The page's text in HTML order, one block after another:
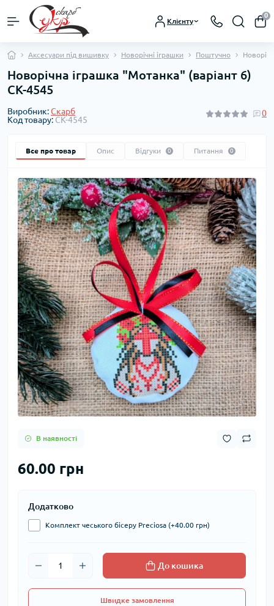
Клієнту
0
Аксесуари під вишивку Новорічні іграшки Поштучно
Новорічна іграшка "Мотанка" (варіант 6)
СК-4545
Виробник:Скарб
Код товару: СК-4545
0
Все про товар Опис Відгуки 0 Питання 0
В наявності
60.00 грн
Додатково
Комплект чеського бісеру Preciosa (+40.00 грн)
До кошика
Швидке замовлення